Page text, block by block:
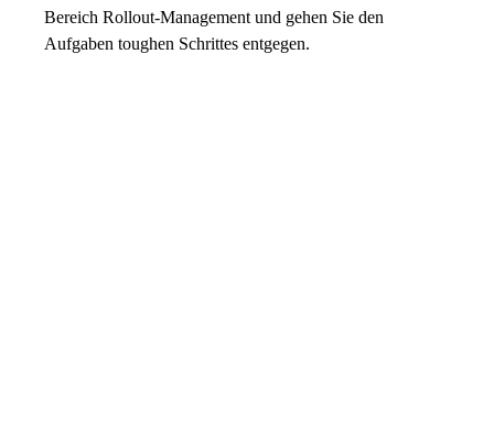
Bereich Rollout-Management und gehen Sie den
Aufgaben toughen Schrittes entgegen.